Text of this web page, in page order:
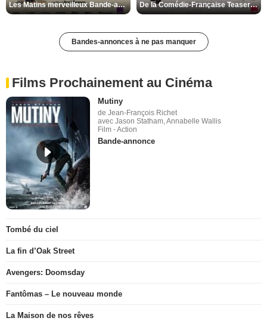
Les Matins merveilleux Bande-annonce VF De la Comédie-Française Teaser VF
Bandes-annonces à ne pas manquer
Films Prochainement au Cinéma
Mutiny
de Jean-François Richet
avec Jason Statham, Annabelle Wallis
Film - Action
Bande-annonce
Tombé du ciel
La fin d’Oak Street
Avengers: Doomsday
Fantômas – Le nouveau monde
La Maison de nos rêves